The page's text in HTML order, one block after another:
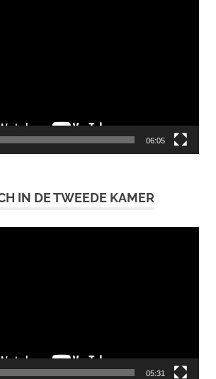
06:05
IN DE TWEEDE KAMER
05:31